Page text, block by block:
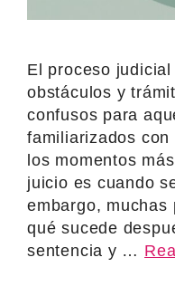
El proceso
obstáculos y
confusos para
familiarizados
los momentos
juicio es cuando
embargo, muchas
qué sucede
sentencia y …